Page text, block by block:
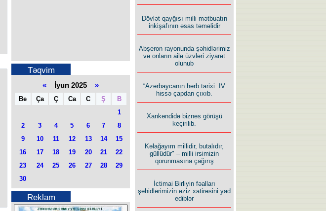
Təqvim
« İyun 2025 »
Be Ça Ç Ca C Ş
B
1
2
3 4 5 6 7
8
9
10 11 12 13 14
15
16
17 18 19 20 21
22
23
24 25 26 27 28
29
30
Reklam
Dövlət qayğısı milli mətbuatın
inkişafının əsas təməlidir
Abşeron rayonunda şəhidlərimiz
və onların ailə üzvləri ziyarət
olunub
“Azərbaycanın hərb tarixi. IV
hissə çapdan çıxıb.
Xankəndidə biznes görüşü
keçirilib.
Kəlağayım millidir, butalıdır,
güllüdür" – milli irsimizin
qorunmasına çağırış
İctimai Birliyin fəalları
şəhidlərimizin əziz xatirəsini yad
ediblər